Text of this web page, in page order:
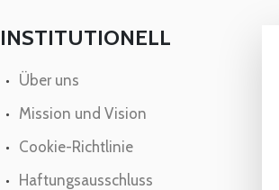
INSTITUTIONELL
Über uns
Mission und Vision
Cookie-Richtlinie
Haftungsausschluss